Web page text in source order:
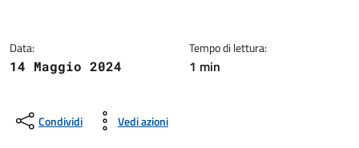
Data:
14 Maggio 2024
Tempo di lettura:
1 min
Condividi Vedi azioni